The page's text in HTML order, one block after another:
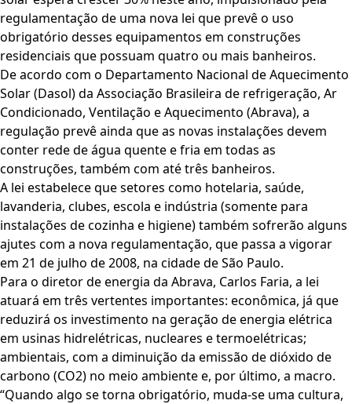
regulamentação de uma nova lei que prevê o uso
obrigatório desses equipamentos em construções
residenciais que possuam quatro ou mais banheiros.
De acordo com o Departamento Nacional de Aquecimento
Solar (Dasol) da Associação Brasileira de refrigeração, Ar
Condicionado, Ventilação e Aquecimento (Abrava), a
regulação prevê ainda que as novas instalações devem
conter rede de água quente e fria em todas as
construções, também com até três banheiros.
A lei estabelece que setores como hotelaria, saúde,
lavanderia, clubes, escola e indústria (somente para
instalações de cozinha e higiene) também sofrerão alguns
ajutes com a nova regulamentação, que passa a vigorar
em 21 de julho de 2008, na cidade de São Paulo.
Para o diretor de energia da Abrava, Carlos Faria, a lei
atuará em três vertentes importantes: econômica, já que
reduzirá os investimento na geração de energia elétrica
em usinas hidrelétricas, nucleares e termoelétricas;
ambientais, com a diminuição da emissão de dióxido de
carbono (CO2) no meio ambiente e, por último, a macro.
“Quando algo se torna obrigatório, muda-se uma cultura,